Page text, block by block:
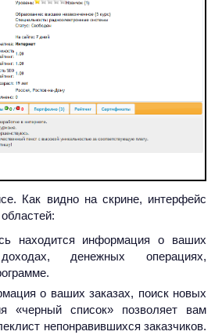
Как видно на скрине, интерфейс
находится информация о ваших
денежных операциях,
о ваших заказах, поиск новых
«черный список» позволяет вам
непонравившихся заказчиков.